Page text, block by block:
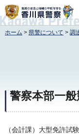
香川県警察
ホーム > 県警について > 調
警察本部一
（会計課）大型免許試